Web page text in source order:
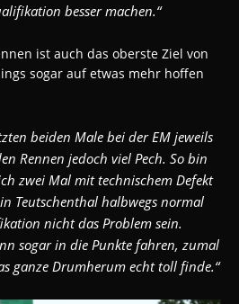
besser machen.“
ist auch das oberste Ziel von
sogar auf etwas mehr hoffen
beiden Male bei der EM jeweils
Rennen jedoch viel Pech. So bin
zwei Mal mit technischem Defekt
Teutschenthal halbwegs normal
nicht das Problem sein.
sogar in die Punkte fahren, zumal
ganze Drumherum echt toll finde.“